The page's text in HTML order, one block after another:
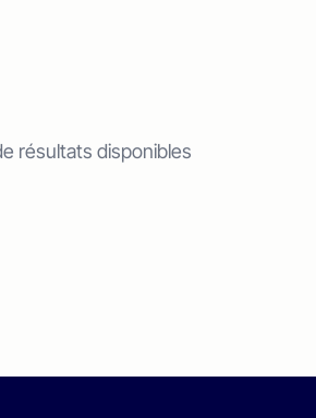
résultats disponibles